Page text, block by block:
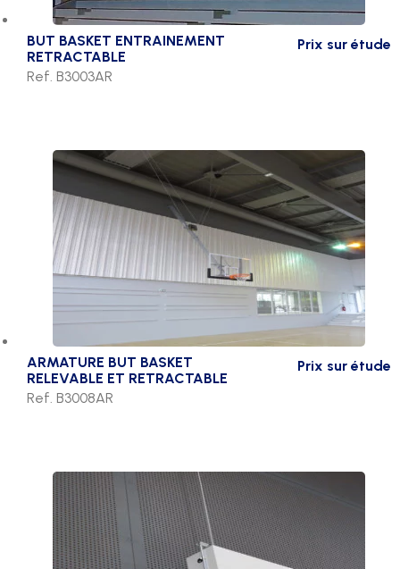
BUT BASKET ENTRAINEMENT
RETRACTABLE
Prix sur étude
Ref. B3003AR
ARMATURE BUT BASKET
RELEVABLE ET RETRACTABLE
Prix sur étude
Ref. B3008AR